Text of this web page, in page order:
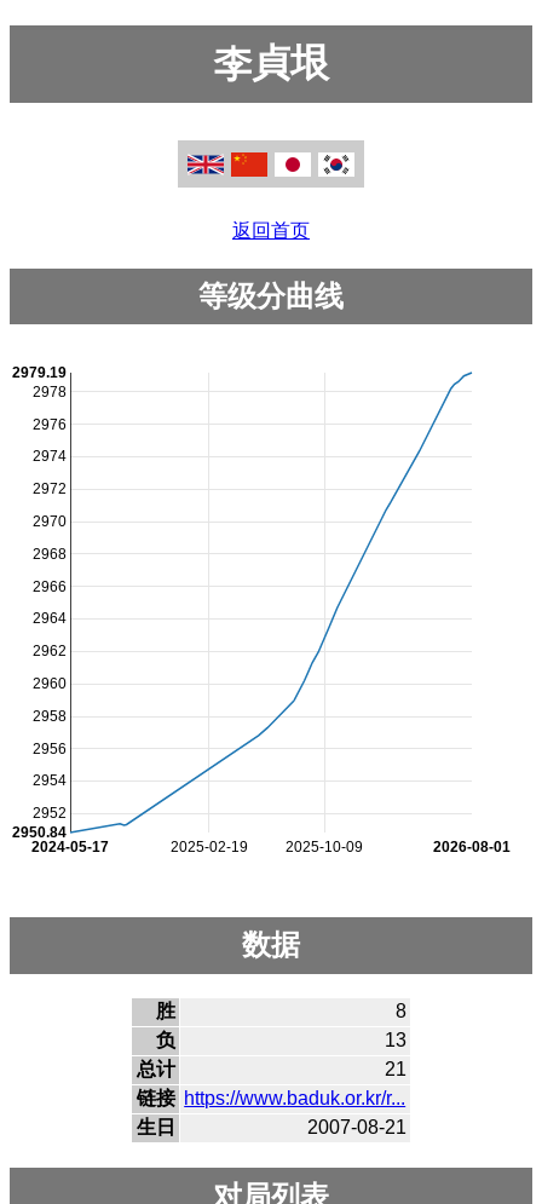
李貞垠
返回首页
等级分曲线
2025-02-19 2025-10-09
2024-05-17 2026-08-01
2952
2954
2956
2958
2960
2962
2964
2966
2968
2970
2972
2974
2976
2978
2950.84
2979.19
数据
胜
8
负
13
总计
21
链接 https://www.baduk.or.kr/r...
生日
2007-08-21
对局列表